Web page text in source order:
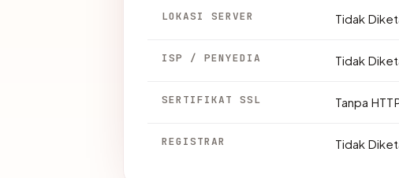
LOKASI SERVER Tidak
ISP / PENYEDIA Tidak
SERTIFIKAT SSL Tanpa
REGISTRAR Tidak